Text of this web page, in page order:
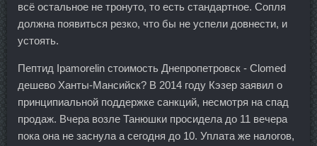
всё остальное не тронуто, то есть стандартное. Сопля
должна появиться резко, что бы не успели довнести, и
устоять.
Пептид Ipamorelin стоимость Днепропетровск - Clomed
дешево Ханты-Мансийск? В 2014 году Кэзер заявил о
принципиальной поддержке санкций, несмотря на спад
продаж. Вчера возле Танюшки просидела до 11 вечера
пока она не заснула а сегодня до 10. Уплата же налогов,